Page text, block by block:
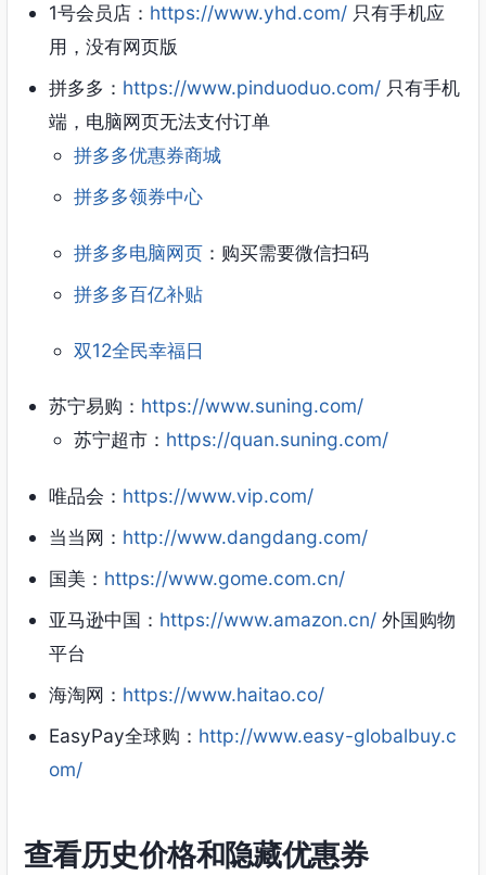
1号会员店： https://www.yhd.com/ 只有手机应
用，没有网页版
拼多多： https://www.pinduoduo.com/ 只有手机
端，电脑网页无法支付订单
拼多多优惠券商城
拼多多领券中心
拼多多电脑网页 ：购买需要微信扫码
拼多多百亿补贴
双12全民幸福日
苏宁易购： https://www.suning.com/
苏宁超市： https://quan.suning.com/
唯品会： https://www.vip.com/
当当网： http://www.dangdang.com/
国美： https://www.gome.com.cn/
亚马逊中国： https://www.amazon.cn/ 外国购物
平台
海淘网： https://www.haitao.co/
EasyPay全球购： http://www.easy-globalbuy.c
om/
查看历史价格和隐藏优惠券